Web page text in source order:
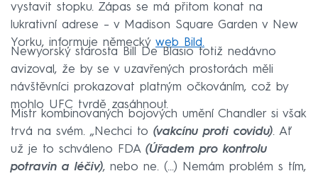
vystavit stopku. Zápas se má přitom konat na
lukrativní adrese – v Madison Square Garden v New
Yorku, informuje německý web Bild.
Newyorský starosta Bill De Blasio totiž nedávno
avizoval, že by se v uzavřených prostorách měli
návštěvníci prokazovat platným očkováním, což by
mohlo UFC tvrdě zasáhnout.
Mistr kombinovaných bojových umění Chandler si však
trvá na svém. „Nechci to (vakcínu proti covidu). Ať
už je to schváleno FDA (Úřadem pro kontrolu
potravin a léčiv), nebo ne. (…) Nemám problém s tím,